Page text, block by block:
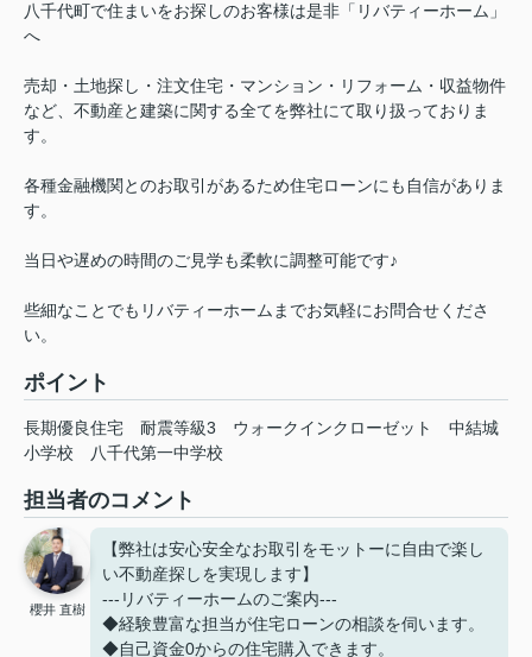
八千代町で住まいをお探しのお客様は是非「リバティーホーム」
へ
売却・土地探し・注文住宅・マンション・リフォーム・収益物件
など、不動産と建築に関する全てを弊社にて取り扱っておりま
す。
各種金融機関とのお取引があるため住宅ローンにも自信がありま
す。
当日や遅めの時間のご見学も柔軟に調整可能です♪
些細なことでもリバティーホームまでお気軽にお問合せくださ
い。
ポイント
長期優良住宅 耐震等級3 ウォークインクローゼット
中結城
小学校
八千代第一中学校
担当者のコメント
櫻井 直樹
【弊社は安心安全なお取引をモットーに自由で楽し
い不動産探しを実現します】
---リバティーホームのご案内---
◆経験豊富な担当が住宅ローンの相談を伺います。
◆自己資金0からの住宅購入できます。